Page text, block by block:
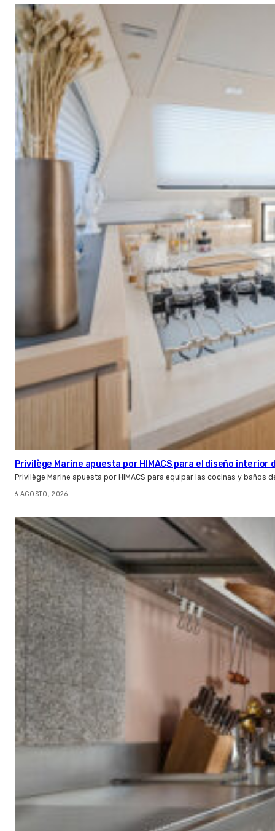
Privilège Marine apuesta por HIMACS para el diseño interior
Privilège Marine apuesta por HIMACS para equipar las cocinas y baños
6 AGOSTO, 2026